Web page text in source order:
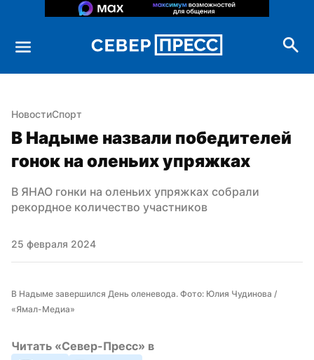
НовостиСпорт
В Надыме назвали победителей
гонок на оленьих упряжках
В ЯНАО гонки на оленьих упряжках собрали
рекордное количество участников
25 февраля 2024
В Надыме завершился День оленевода. Фото: Юлия Чудинова /
«Ямал-Медиа»
Читать «Север-Пресс» в